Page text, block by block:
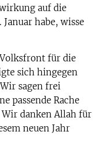
auf die
habe, wisse
für die
sich hingegen
sagen frei
passende Rache
danken Allah für
neuen Jahr